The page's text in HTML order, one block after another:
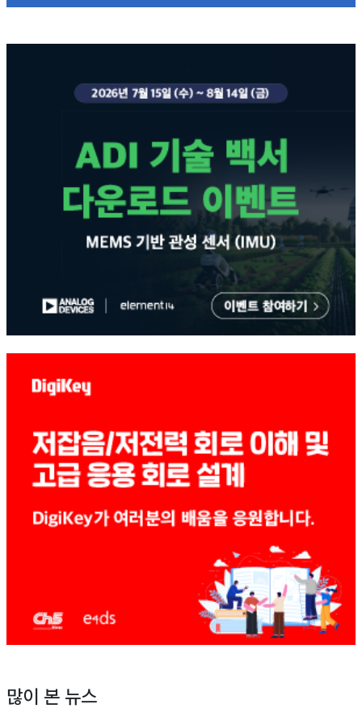
많이 본 뉴스